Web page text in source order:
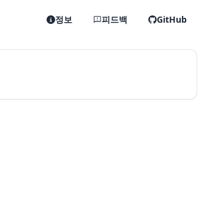
정보 피드백 GitHub